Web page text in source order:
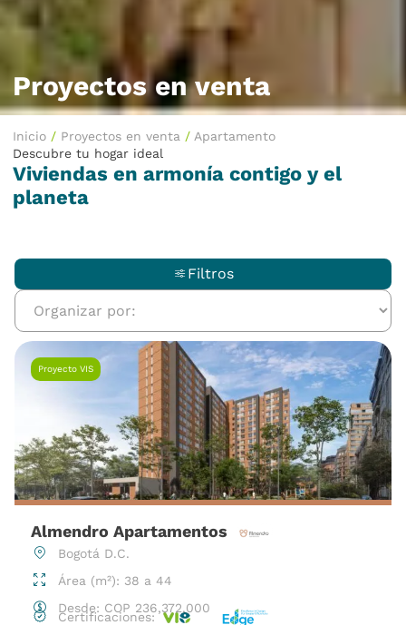
Proyectos en venta
Inicio / Proyectos en venta / Apartamento
Descubre tu hogar ideal
Viviendas en armonía contigo y el
planeta
Filtros
Proyecto VIS
Almendro Apartamentos
Bogotá D.C.
Área (m²): 38 a 44
Desde: COP 236,372,000
Certificaciones: